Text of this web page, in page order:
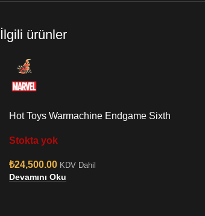
İlgili ürünler
Hot Toys Warmachine Endgame Sixth
Stokta yok
₺24,500.00 KDV Dahil
Devamını Oku